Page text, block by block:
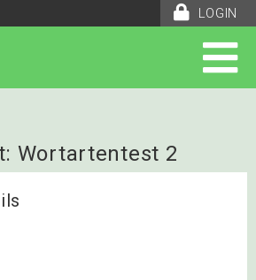
LOGIN
Wortartentest 2